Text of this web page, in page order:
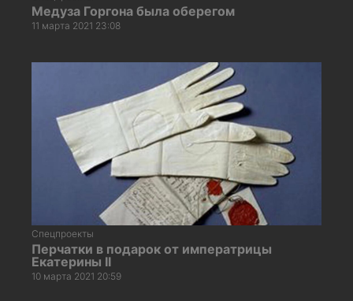
Медуза Горгона была оберегом
11 марта 2021 23:08
Спецпроекты
Перчатки в подарок от императрицы
Екатерины II
10 марта 2021 20:59